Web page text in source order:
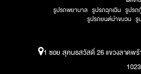
รูปรถพยาบาล รูปรถฉุกเฉิน รูปรถ
รูปรถยนต์นำขบวน รู
1 ซอย สุคนธสวัสดิ์ 26 แขวงลาดพ